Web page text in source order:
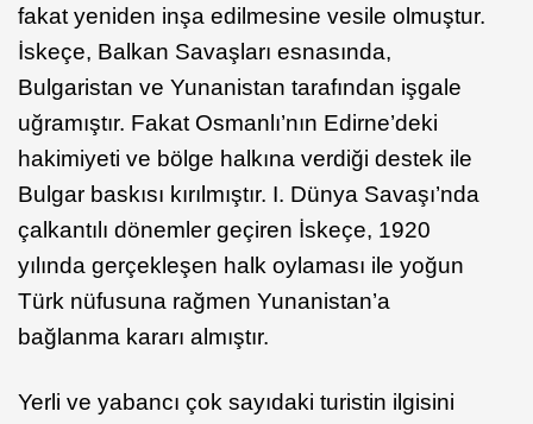
fakat yeniden inşa edilmesine vesile olmuştur.
İskeçe, Balkan Savaşları esnasında,
Bulgaristan ve Yunanistan tarafından işgale
uğramıştır. Fakat Osmanlı’nın Edirne’deki
hakimiyeti ve bölge halkına verdiği destek ile
Bulgar baskısı kırılmıştır. I. Dünya Savaşı’nda
çalkantılı dönemler geçiren İskeçe, 1920
yılında gerçekleşen halk oylaması ile yoğun
Türk nüfusuna rağmen Yunanistan’a
bağlanma kararı almıştır.
Yerli ve yabancı çok sayıdaki turistin ilgisini